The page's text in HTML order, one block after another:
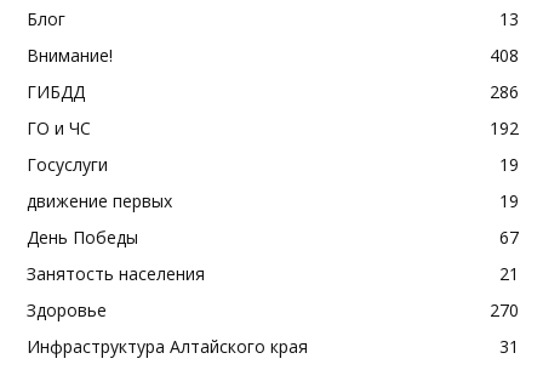
Блог
13
Внимание!
408
ГИБДД
286
ГО и ЧС
192
Госуслуги
19
движение первых
19
День Победы
67
Занятость населения
21
Здоровье
270
Инфраструктура Алтайского края
31